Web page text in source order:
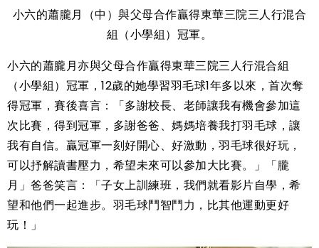
小六的蕭朧月（中）與父母合作贏得東華三院三人行混合
組（小學組）冠軍。
小六的蕭朧月亦與父母合作贏得東華三院三人行混合組
（小學組）冠軍，12歲的她學習羽毛球1年多以來，首次奪
得冠軍，賽後喜言：「多謝校長、老師讓我有機會參加這
次比賽，得到冠軍，多謝爸爸、媽媽培養我打羽毛球，讓
我有自信。贏冠軍一刻好開心、好激動，羽毛球很好玩，
可以抒解讀書壓力，希望未來可以參加大比賽。」「朧
月」爸爸笑言：「子女上訓練班，我們就看影片自學，希
望和他們一起進步。羽毛球鬥智鬥力，比其他運動更好
玩！」